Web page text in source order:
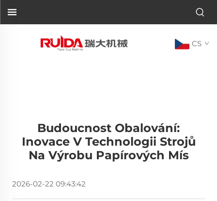
CS
Budoucnost Obalování:
Inovace V Technologii Strojů
Na Výrobu Papírových Mís
2026-02-22 09:43:42